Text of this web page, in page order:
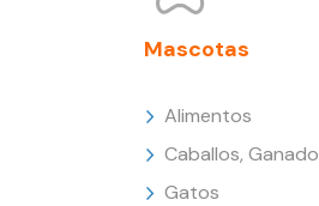
Mascotas
Alimentos
Caballos, Ganado
Gatos